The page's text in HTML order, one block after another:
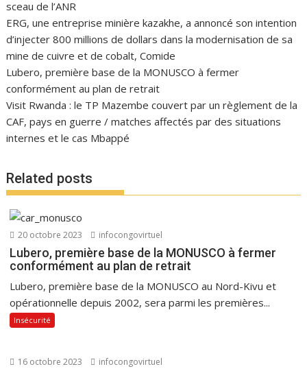
sceau de l’ANR
ERG, une entreprise minière kazakhe, a annoncé son intention
d’injecter 800 millions de dollars dans la modernisation de sa
mine de cuivre et de cobalt, Comide
Lubero, première base de la MONUSCO à fermer
conformément au plan de retrait
Visit Rwanda : le TP Mazembe couvert par un règlement de la
CAF, pays en guerre / matches affectés par des situations
internes et le cas Mbappé
Related posts
20 octobre 2023 infocongovirtuel
Lubero, première base de la MONUSCO à fermer
conformément au plan de retrait
Lubero, première base de la MONUSCO au Nord-Kivu et
opérationnelle depuis 2002, sera parmi les premières...
Insécurité
16 octobre 2023 infocongovirtuel